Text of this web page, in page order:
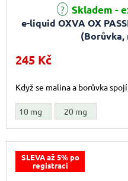
e-liquid OXVA OX
(Borůvka,
Průměrné hodnoceníSkladem -
245 Kč
Když se malina a borůvka
10 mg 20 mg
SLEVA až 5% po
registraci